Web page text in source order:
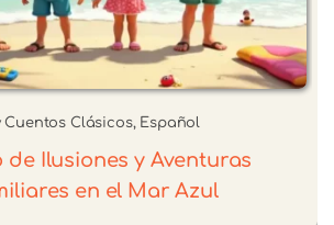
Cuentos Clásicos, Español
de Ilusiones y Aventuras
en el Mar Azul